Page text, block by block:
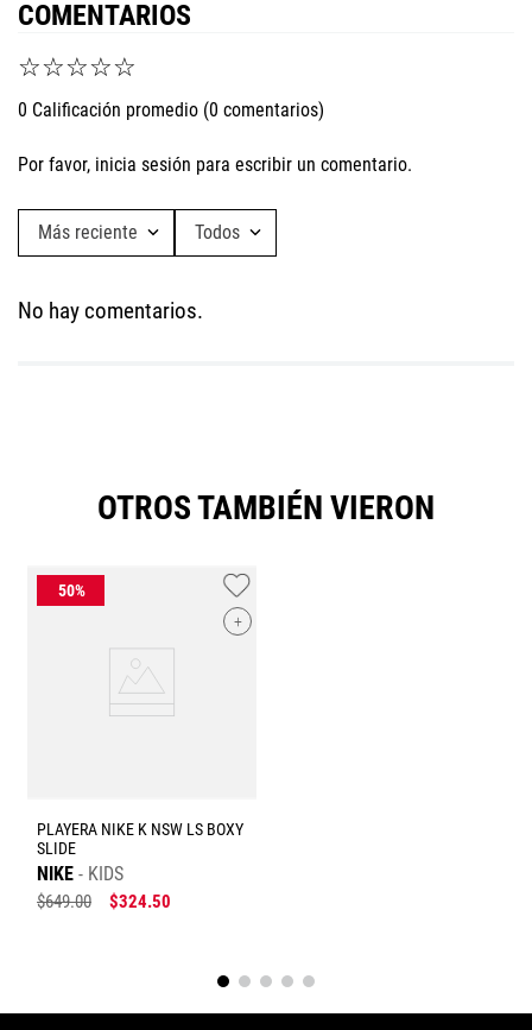
COMENTARIOS
☆☆☆☆☆
0 Calificación promedio (0 comentarios)
Por favor, inicia sesión para escribir un comentario.
Más reciente Todos
No hay comentarios.
OTROS TAMBIÉN VIERON
+
PLAYERA NIKE K NSW LS BOXY
SLIDE
NIKE KIDS
$649.00 $324.50